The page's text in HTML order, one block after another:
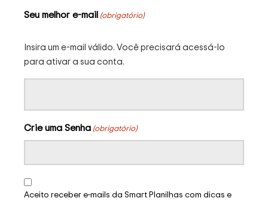
Seu melhor e-mail (obrigatório)
Insira um e-mail válido. Você precisará acessá-lo
para ativar a sua conta.
Crie uma Senha (obrigatório)
Aceito receber e-mails da Smart Planilhas com dicas e